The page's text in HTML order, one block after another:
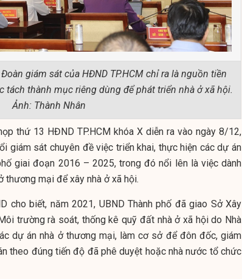
giám sát của HĐND TP.HCM chỉ ra là nguồn tiền
tách thành mục riêng dùng để phát triển nhà ở xã hội.
Ảnh: Thành Nhân
thứ 13 HĐND TP.HCM khóa X diễn ra vào ngày 8/12,
giám sát chuyên đề việc triển khai, thực hiện các dự án
giai đoạn 2016 – 2025, trong đó nổi lên là việc dành
thương mại để xây nhà ở xã hội.
cho biết, năm 2021, UBND Thành phố đã giao Sở Xây
trường rà soát, thống kê quỹ đất nhà ở xã hội do Nhà
dự án nhà ở thương mại, làm cơ sở để đôn đốc, giám
theo đúng tiến độ đã phê duyệt hoặc nhà nước tổ chức